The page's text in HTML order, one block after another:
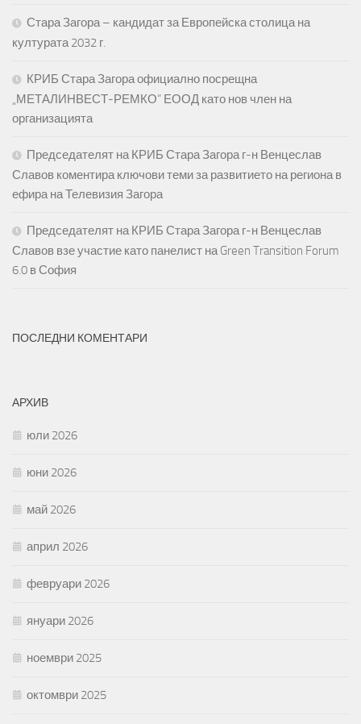
Стара Загора – кандидат за Европейска столица на
културата 2032 г.
КРИБ Стара Загора официално посрещна
„МЕТАЛИНВЕСТ-РЕМКО“ ЕООД като нов член на
организацията
Председателят на КРИБ Стара Загора г-н Венцеслав
Славов коментира ключови теми за развитието на региона в
ефира на Телевизия Загора
Председателят на КРИБ Стара Загора г-н Венцеслав
Славов взе участие като панелист на Green Transition Forum
6.0 в София
ПОСЛЕДНИ КОМЕНТАРИ
АРХИВ
юли 2026
юни 2026
май 2026
април 2026
февруари 2026
януари 2026
ноември 2025
октомври 2025